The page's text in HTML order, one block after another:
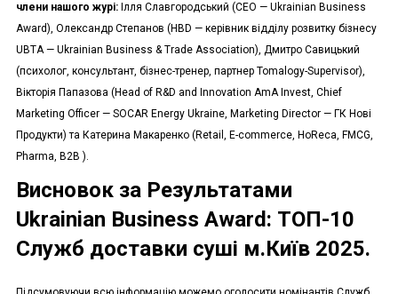
члени нашого журі:Ілля Славгородський (СЕО — Ukrainian Business
Award), Олександр Степанов (HBD — керівник відділу розвитку бізнесу
UBTA — Ukrainian Business & Trade Association), Дмитро Савицький
(психолог, консультант, бізнес-тренер, партнер Tomalogy-Supervisor),
Вікторія Папазова (Head of R&D and Innovation AmA Invest, Chief
Marketing Officer — SOCAR Energy Ukraine, Marketing Director — ГК Нові
Продукти) та Катерина Макаренко (Retail, E-commerce, HoReca, FMCG,
Pharma, B2B ).
Висновок за Результатами
Ukrainian Business Award: ТОП-10
Служб доставки суші м.Київ 2025.